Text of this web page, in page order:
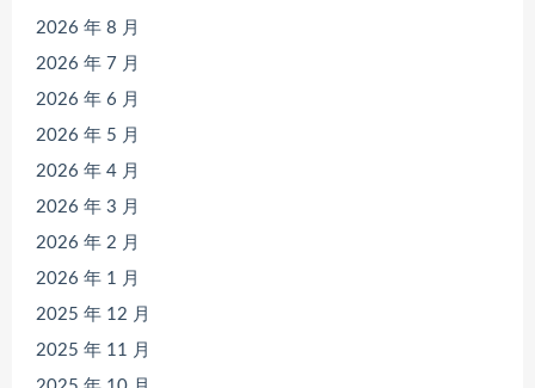
2026 年 8 月
2026 年 7 月
2026 年 6 月
2026 年 5 月
2026 年 4 月
2026 年 3 月
2026 年 2 月
2026 年 1 月
2025 年 12 月
2025 年 11 月